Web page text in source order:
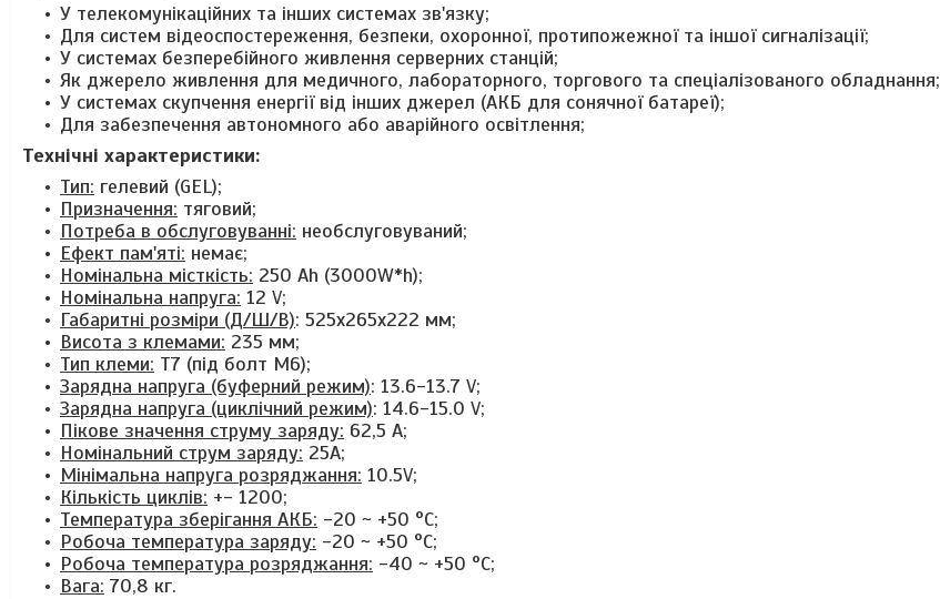
У телекомунікаційних та інших системах зв'язку;
Для систем відеоспостереження, безпеки, охоронної, протипожежної та іншої сигналізації;
У системах безперебійного живлення серверних станцій;
Як джерело живлення для медичного, лабораторного, торгового та спеціалізованого обладнання;
У системах скупчення енергії від інших джерел (АКБ для сонячної батареї);
Для забезпечення автономного або аварійного освітлення;
Технічні характеристики:
Тип: гелевий (GEL);
Призначення: тяговий;
Потреба в обслуговуванні: необслуговуваний;
Ефект пам'яті: немає;
Номінальна місткість: 250 Ah (3000W*h);
Номінальна напруга: 12 V;
Габаритні розміри (Д/Ш/В): 525х265x222 мм;
Висота з клемами: 235 мм;
Тип клеми: Т7 (під болт М6);
Зарядна напруга (буферний режим): 13.6-13.7 V;
Зарядна напруга (циклічний режим): 14.6-15.0 V;
Пікове значення струму заряду: 62,5 А;
Номінальний струм заряду: 25A;
Мінімальна напруга розряджання: 10.5V;
Кількість циклів: +- 1200;
Температура зберігання АКБ: -20 ~ +50 °C;
Робоча температура заряду: -20 ~ +50 °C;
Робоча температура розряджання: -40 ~ +50 °C;
Вага: 70,8 кг.